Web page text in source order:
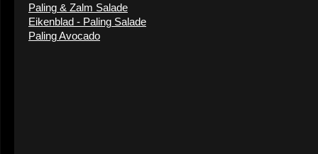
Paling & Zalm Salade
Eikenblad - Paling Salade
Paling Avocado